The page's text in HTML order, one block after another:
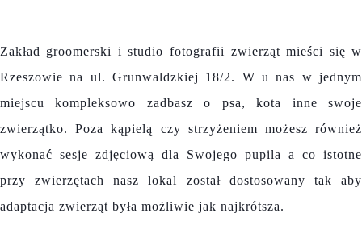
Zakład groomerski i studio fotografii zwierząt mieści się w
Rzeszowie na ul. Grunwaldzkiej 18/2. W u nas w jednym
miejscu kompleksowo zadbasz o psa, kota inne swoje
zwierzątko. Poza kąpielą czy strzyżeniem możesz również
wykonać sesje zdjęciową dla Swojego pupila a co istotne
przy zwierzętach nasz lokal został dostosowany tak aby
adaptacja zwierząt była możliwie jak najkrótsza.